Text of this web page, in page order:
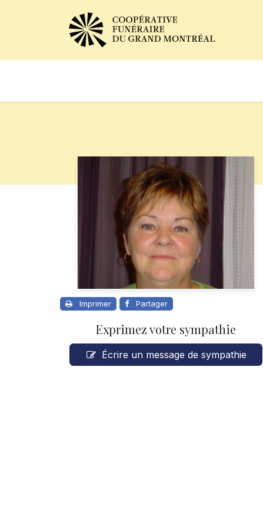
Imprimer Partager
Exprimez votre sympathie
Écrire un message de sympathie